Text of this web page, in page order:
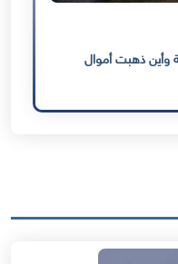
وأين ذهبت أموال